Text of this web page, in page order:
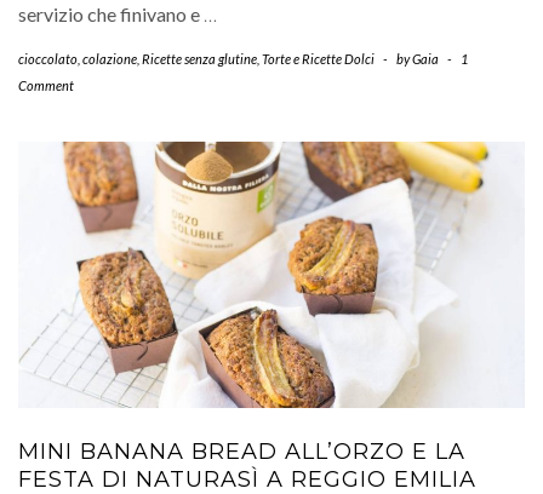
servizio che finivano e …
cioccolato colazione Ricette senza glutine Torte e Ricette Dolci - byGaia -
1
Comment
MINI BANANA BREAD ALL’ORZO E LA
FESTA DI NATURASÌ A REGGIO EMILIA